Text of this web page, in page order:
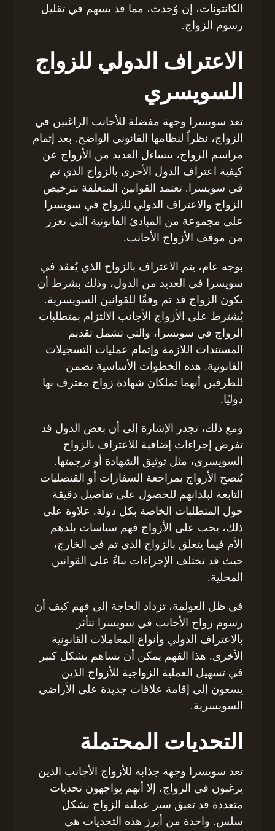
الكانتونات، إن وُجدت، مما قد يسهم في تقليل
رسوم الزواج.
الاعتراف الدولي للزواج
السويسري
تعد سويسرا وجهة مفضلة للأجانب الراغبين في
الزواج، نظراً لنظامها القانوني الواضح. بعد إتمام
مراسم الزواج، يتساءل العديد من الأزواج عن
كيفية اعتراف الدول الأخرى بالزواج الذي تم
في سويسرا. تعتمد القوانين المتعلقة بترخيص
الزواج والاعتراف الدولي للزواج في سويسرا
على مجموعة من المبادئ القانونية التي تعزز
من موقف الأزواج الأجانب.
بوجه عام، يتم الاعتراف بالزواج الذي يُعقد في
سويسرا في العديد من الدول، وذلك بشرط أن
يكون الزواج قد تم وفقًا للقوانين السويسرية.
يُشترط على الأزواج الأجانب الالتزام بمتطلبات
الزواج في سويسرا، والتي تشمل تقديم
المستندات اللازمة وإتمام عمليات التسجيلات
القانونية. هذه الخطوات الأساسية تضمن
للطرفين أنهما تملكان شهادة زواج معترف بها
دوليًا.
ومع ذلك، تجدر الإشارة إلى أن بعض الدول قد
تفرض إجراءات إضافية للاعتراف بالزواج
السويسري، مثل توثيق الشهادة أو ترجمتها.
يُنصح الأزواج بمراجعة السفارات أو القنصليات
التابعة لبلدانهم للحصول على تفاصيل دقيقة
حول المتطلبات الخاصة بكل دولة. علاوة على
ذلك، يجب على الأزواج فهم سياسات بلدهم
الأم فيما يتعلق بالزواج الذي تم في الخارج،
حيث قد تختلف الإجراءات بناءً على القوانين
المحلية.
في ظل العولمة، تزداد الحاجة إلى فهم كيف أن
رسوم زواج الأجانب في سويسرا تتأثر
بالاعتراف الدولي وأنواع المعاملات القانونية
الأخرى. هذا الفهم يمكن أن يساهم بشكل كبير
في تسهيل العملية الزواجية للأزواج الذين
يسعون إلى إقامة علاقات جديدة على الأراضي
السويسرية.
التحديات المحتملة
تعد سويسرا وجهة جذابة للأزواج الأجانب الذين
يرغبون في الزواج، إلا أنهم يواجهون تحديات
متعددة قد تعيق سير عملية الزواج بشكل
سلس. واحدة من أبرز هذه التحديات هي